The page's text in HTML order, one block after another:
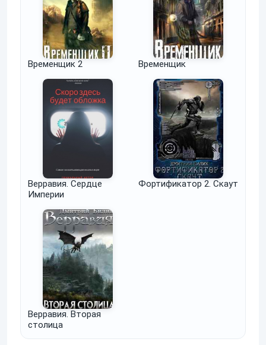
Временщик 2 Временщик
Верравия. Сердце
Империи
Фортификатор 2. Скаут
Верравия. Вторая
столица